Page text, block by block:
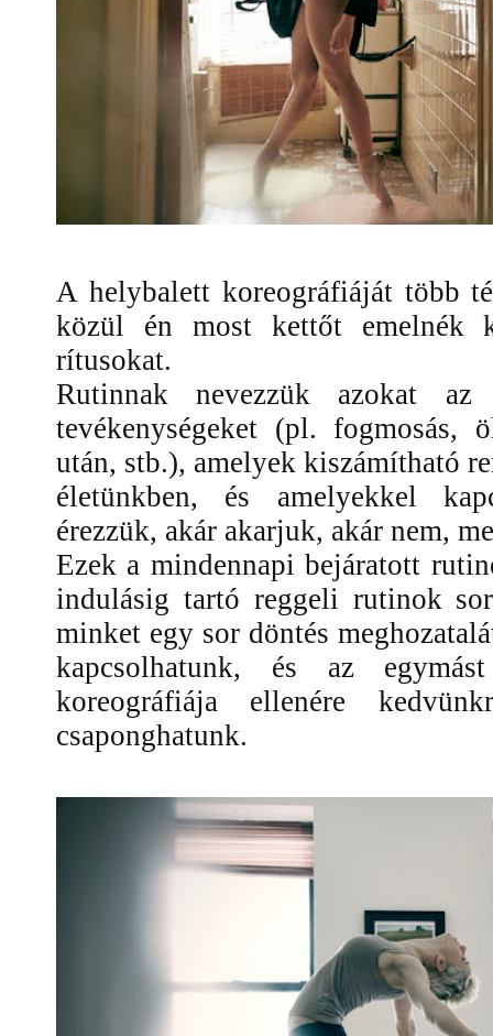
A helybalett koreográfiáját több
közül én most kettőt
rítusokat.
Rutinnak nevezzük azokat az
tevékenységeket (pl. fogmosás,
után, stb.), amelyek kiszámítható
életünkben, és amelyekkel
érezzük, akár akarjuk, akár nem,
Ezek a mindennapi bejáratott
indulásig tartó reggeli rutinok
minket egy sor döntés
kapcsolhatunk, és az
koreográfiája ellenére
csaponghatunk.